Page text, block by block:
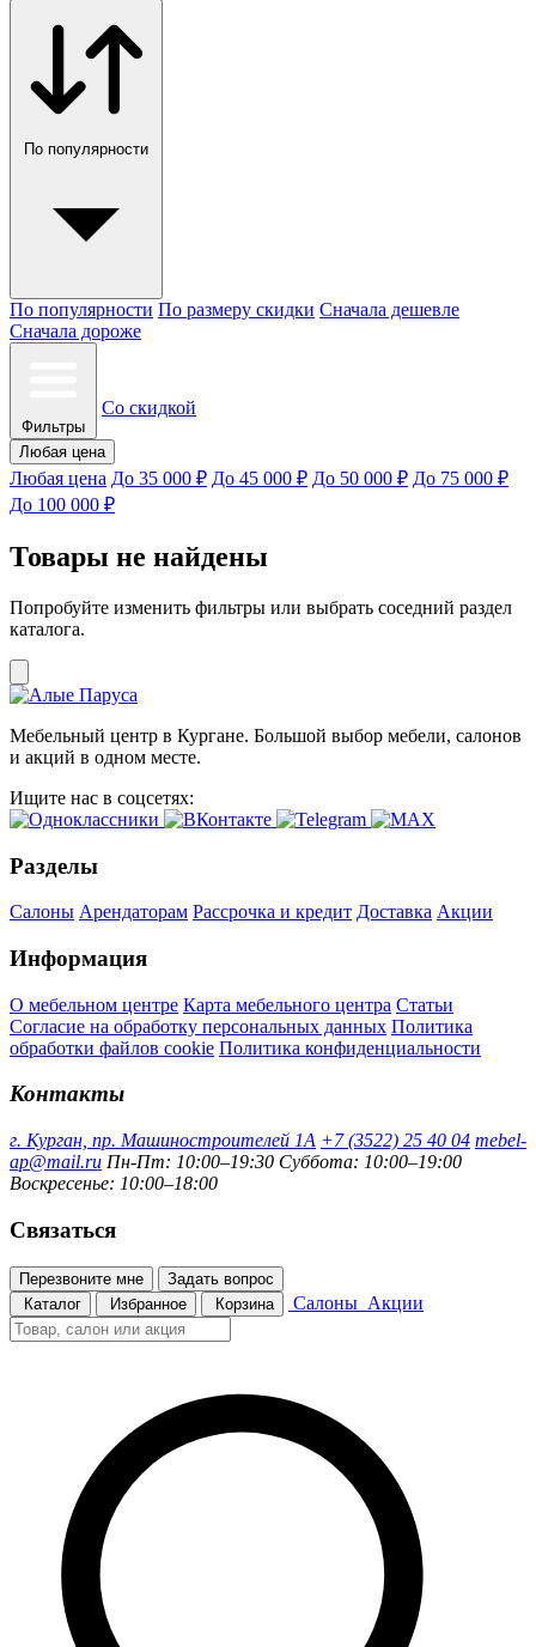
По популярности
По популярности По размеру скидки Сначала дешевле
Сначала дороже
Фильтры
Со скидкой
Любая цена
Любая цена До 35 000 ₽ До 45 000 ₽ До 50 000 ₽ До 75 000 ₽
До 100 000 ₽
Товары не найдены
Попробуйте изменить фильтры или выбрать соседний раздел
каталога.
Мебельный центр в Кургане. Большой выбор мебели, салонов
и акций в одном месте.
Ищите нас в соцсетях:
Разделы
Салоны Арендаторам Рассрочка и кредит Доставка Акции
Информация
О мебельном центре Карта мебельного центра Статьи
Согласие на обработку персональных данных Политика
обработки файлов cookie Политика конфиденциальности
Контакты
г. Курган, пр. Машиностроителей 1А +7 (3522) 25 40 04 mebel-
ap@mail.ru Пн-Пт: 10:00–19:30 Суббота: 10:00–19:00
Воскресенье: 10:00–18:00
Связаться
Перезвоните мне
Задать вопрос
Каталог
Избранное Корзина Салоны Акции